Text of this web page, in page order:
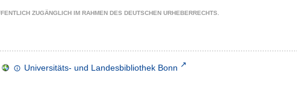
ZUGÄNGLICH IM RAHMEN DES DEUTSCHEN URHEBERRECHTS.
Universitäts- und Landesbibliothek Bonn